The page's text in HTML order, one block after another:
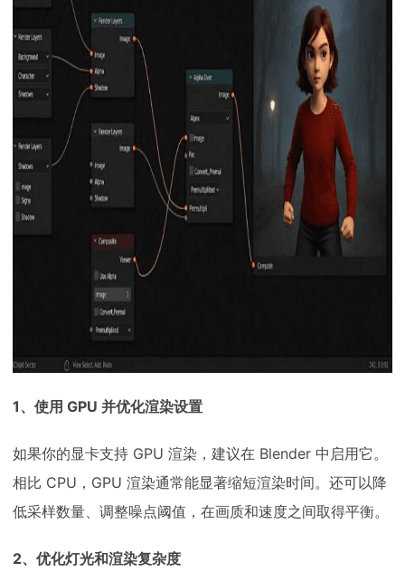
1、使用 GPU 并优化渲染设置
如果你的显卡支持 GPU 渲染，建议在 Blender 中启用它。
相比 CPU，GPU 渲染通常能显著缩短渲染时间。还可以降
低采样数量、调整噪点阈值，在画质和速度之间取得平衡。
2、优化灯光和渲染复杂度